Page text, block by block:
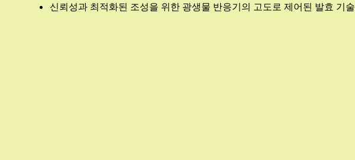
신뢰성과 최적화된 조성을 위한 광생물 반응기의 고도로 제어된 발효 기술